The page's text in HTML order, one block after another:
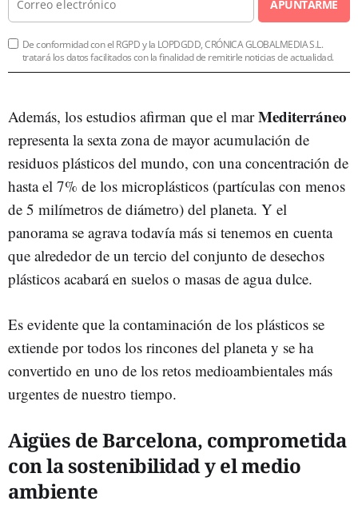
APUNTARME
De conformidad con el RGPD y la LOPDGDD, CRÓNICA GLOBALMEDIA S.L.
tratará los datos facilitados con la finalidad de remitirle noticias de actualidad.
Además, los estudios afirman que el marMediterráneo
representa la sexta zona de mayor acumulación de
residuos plásticos del mundo, con una concentración de
hasta el 7% de los microplásticos (partículas con menos
de 5 milímetros de diámetro) del planeta. Y el
panorama se agrava todavía más si tenemos en cuenta
que alrededor de un tercio del conjunto de desechos
plásticos acabará en suelos o masas de agua dulce.
Es evidente que la contaminación de los plásticos se
extiende por todos los rincones del planeta y se ha
convertido en uno de los retos medioambientales más
urgentes de nuestro tiempo.
Aigües de Barcelona, comprometida
con la sostenibilidad y el medio
ambiente